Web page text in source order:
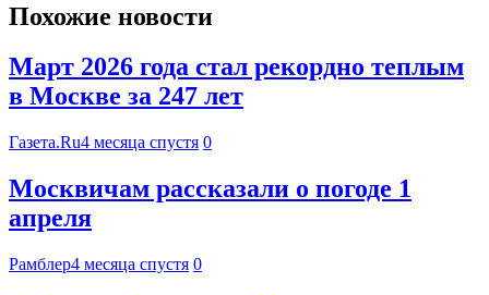
Похожие новости
Март 2026 года стал рекордно теплым
в Москве за 247 лет
Газета.Ru4 месяца спустя 0
Москвичам рассказали о погоде 1
апреля
Рамблер4 месяца спустя 0